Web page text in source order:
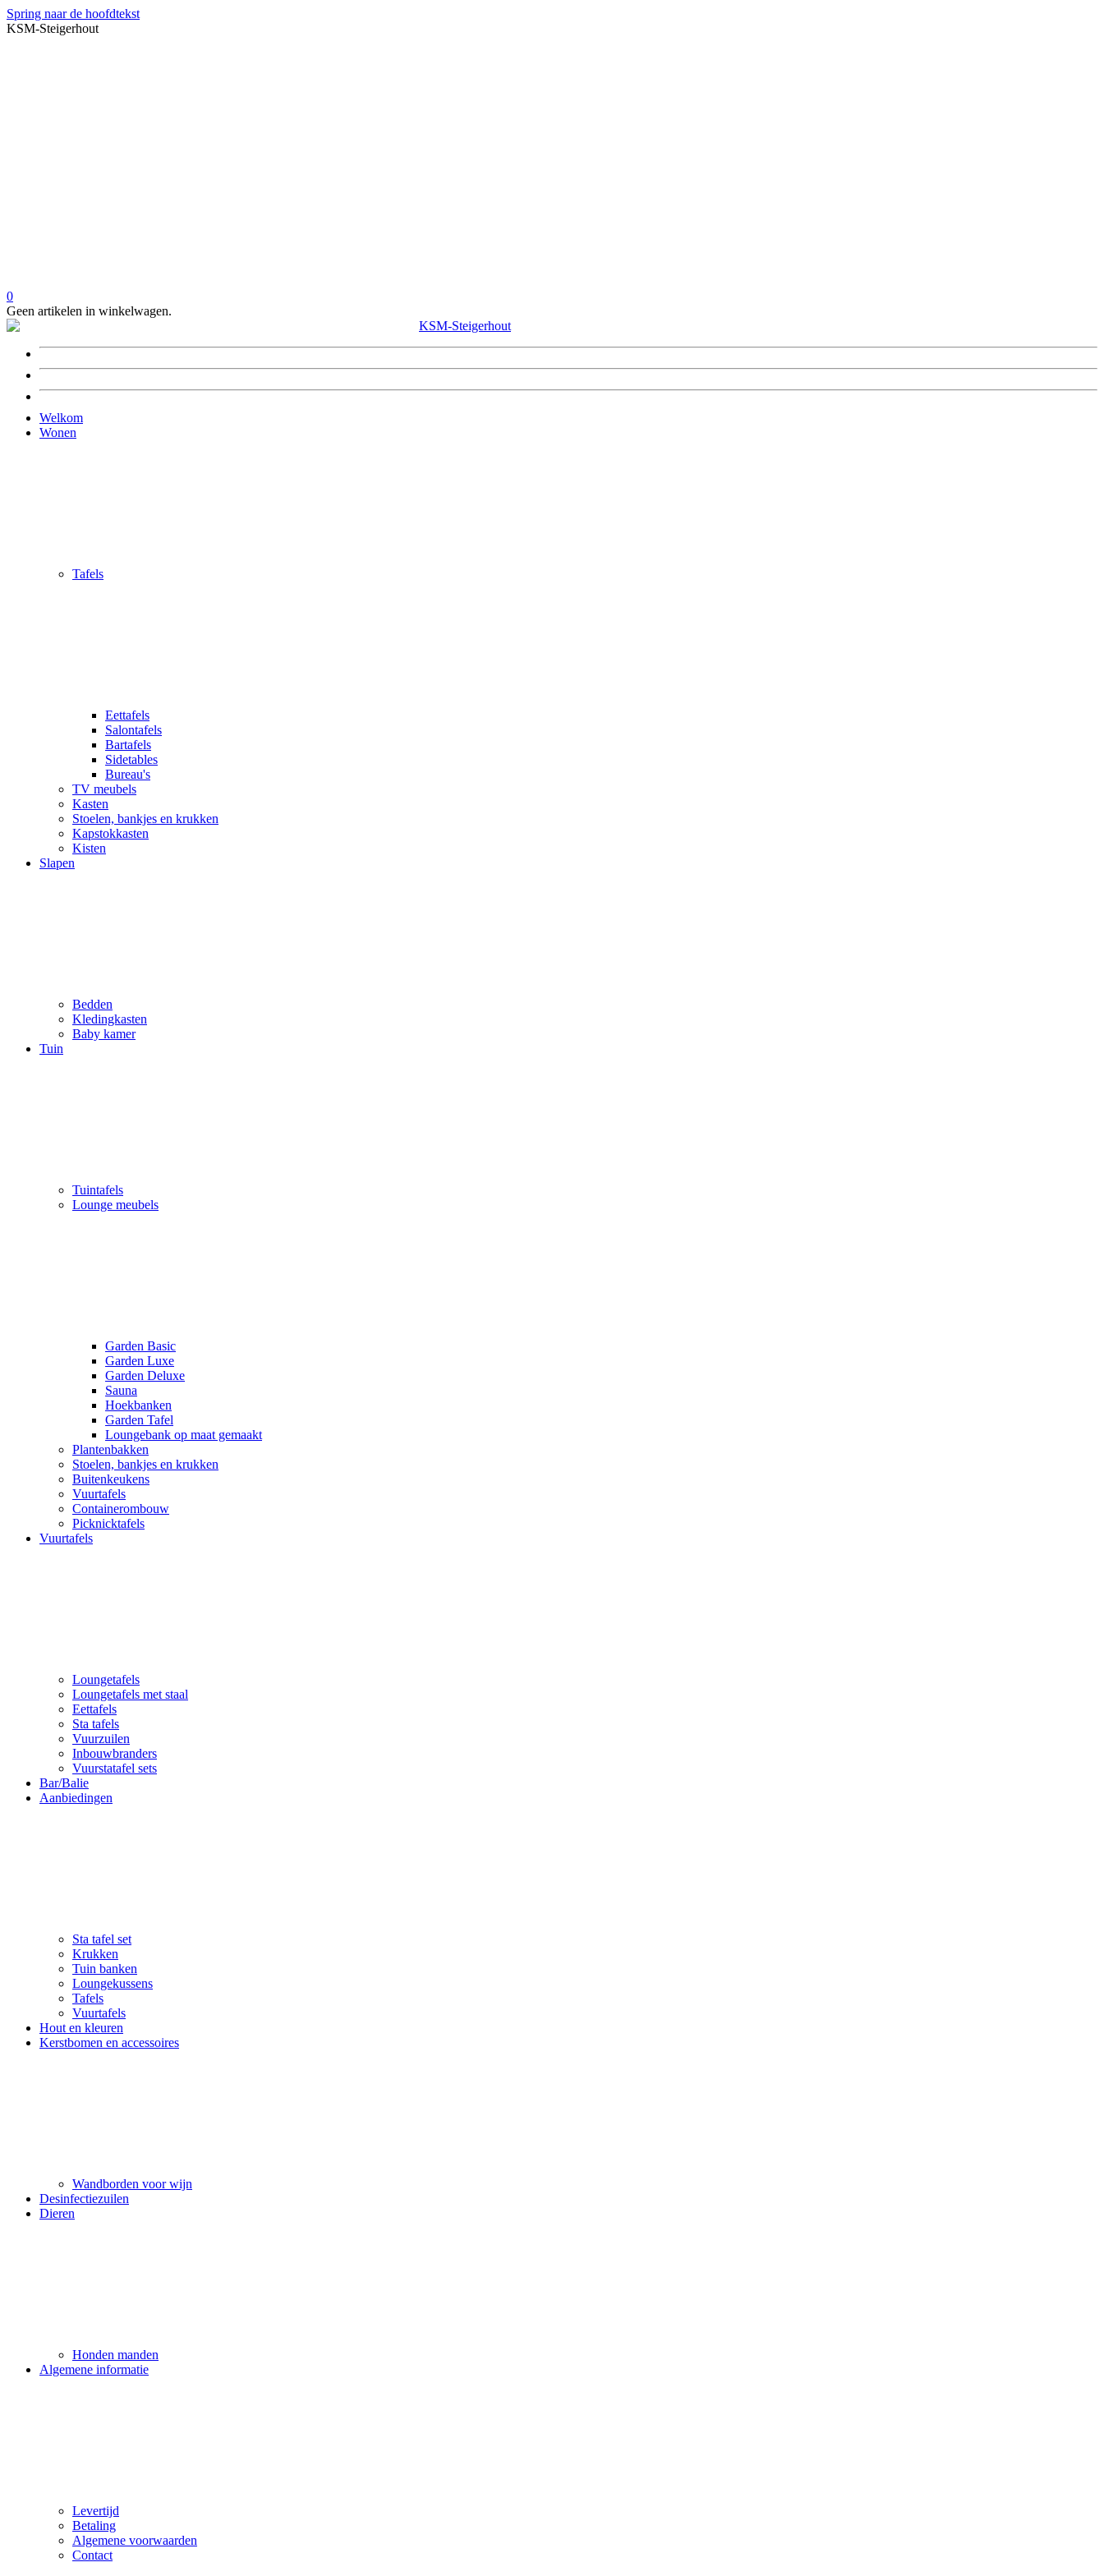
Spring naar de hoofdtekst
KSM-Steigerhout
0
Geen artikelen in winkelwagen.
Welkom
Wonen
Tafels
Eettafels
Salontafels
Bartafels
Sidetables
Bureau's
TV meubels
Kasten
Stoelen, bankjes en krukken
Kapstokkasten
Kisten
Slapen
Bedden
Kledingkasten
Baby kamer
Tuin
Tuintafels
Lounge meubels
Garden Basic
Garden Luxe
Garden Deluxe
Sauna
Hoekbanken
Garden Tafel
Loungebank op maat gemaakt
Plantenbakken
Stoelen, bankjes en krukken
Buitenkeukens
Vuurtafels
Containerombouw
Picknicktafels
Vuurtafels
Loungetafels
Loungetafels met staal
Eettafels
Sta tafels
Vuurzuilen
Inbouwbranders
Vuurstatafel sets
Bar/Balie
Aanbiedingen
Sta tafel set
Krukken
Tuin banken
Loungekussens
Tafels
Vuurtafels
Hout en kleuren
Kerstbomen en accessoires
Wandborden voor wijn
Desinfectiezuilen
Dieren
Honden manden
Algemene informatie
Levertijd
Betaling
Algemene voorwaarden
Contact